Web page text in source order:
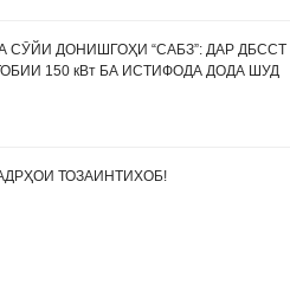
СӮЙИ ДОНИШГОҲИ “САБЗ”: ДАР ДБССТ
150 кВт БА ИСТИФОДА ДОДА ШУД
ТОЗАИНТИХОБ!